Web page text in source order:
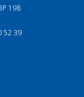
198
52 39